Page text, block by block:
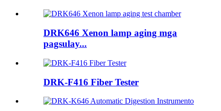
DRK646 Xenon lamp aging mga
pagsulay...
DRK-F416 Fiber Tester